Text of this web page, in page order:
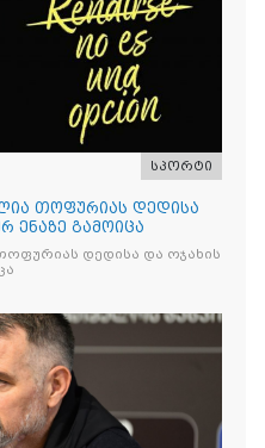
სპორტი
თოფურიას დედისა
ენაზე გამოიცა
დედისა და ოჯახის